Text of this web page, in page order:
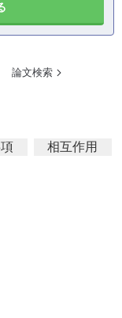
論文検索
相互作用